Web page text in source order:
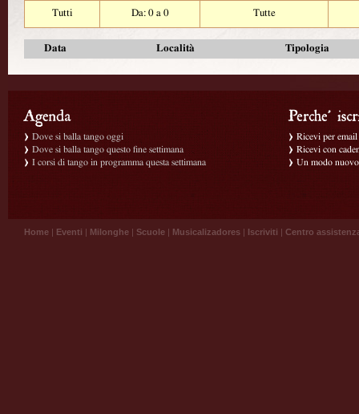
Tutti
Da: 0 a 0 Tutte
Data Località Tipologia
Dove si balla tango oggi
Dove si balla tango questo fine settimana
I corsi di tango in programma questa settimana
Ricevi per
Ricevi con
Un modo
Home | Eventi | Milonghe | Scuole | Musicalizadores | Iscriviti | Centro